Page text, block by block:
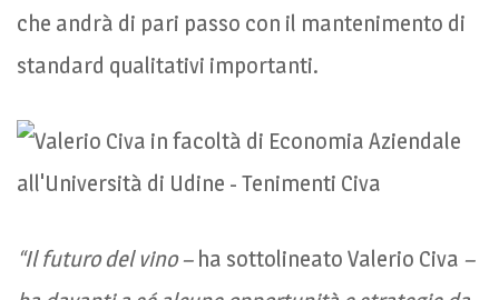
che andrà di pari passo con il mantenimento di
standard qualitativi importanti.
“Il futuro del vino – ha sottolineato Valerio Civa –